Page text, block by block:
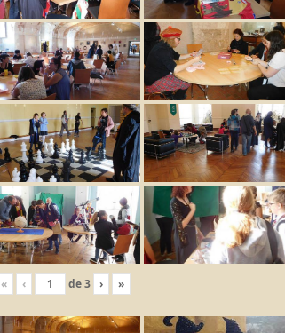
« ‹ de3 › »